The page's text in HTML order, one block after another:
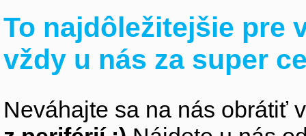
To najdôležitejšie pre
vždy u nás za super
Neváhajte sa na nás obrátiť